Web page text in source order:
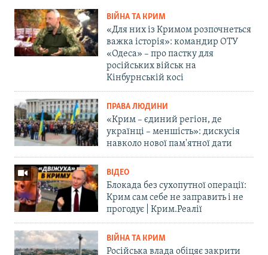
ВІЙНА ТА КРИМ
«Для них із Кримом розпочнеться
важка історія»: командир ОТУ
«Одеса» – про пастку для
російських військ на
Кінбурнській косі
ПРАВА ЛЮДИНИ
«Крим – єдиний регіон, де
українці – меншість»: дискусія
навколо нової пам'ятної дати
ВІДЕО
Блокада без сухопутної операції:
Крим сам себе не заправить і не
прогодує | Крим.Реалії
ВІЙНА ТА КРИМ
Російська влада обіцяє закрити